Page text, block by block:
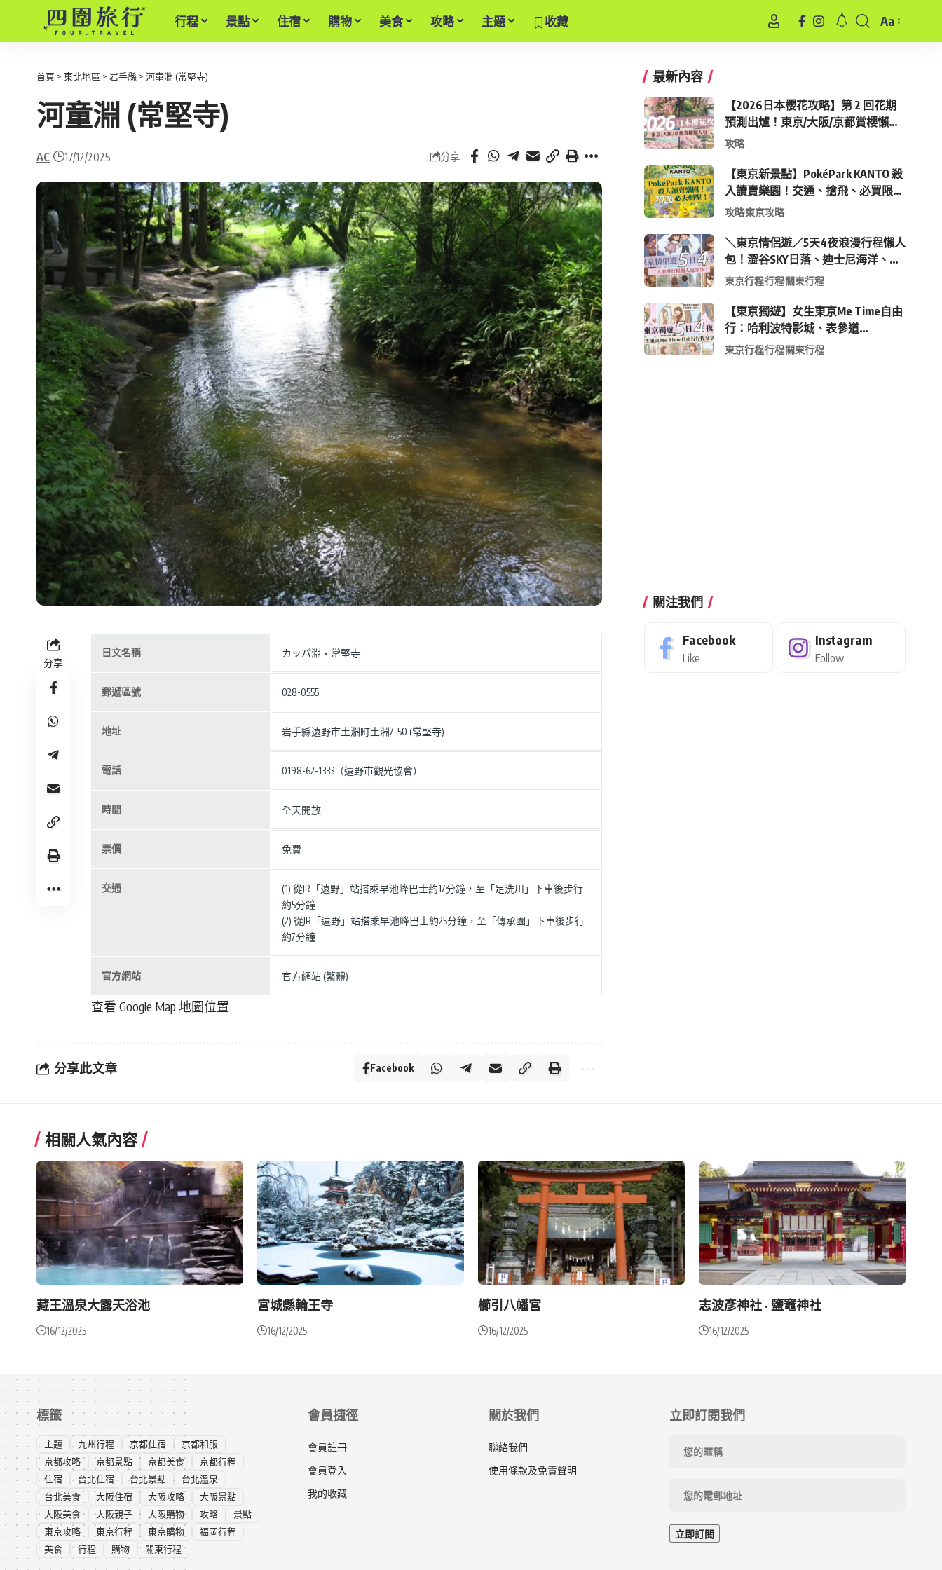
行程 景點 住宿 購物 美食 攻略 主題 收藏
Font
Aa
首頁 > 東北地區 > 岩手縣 > 河童淵 (常堅寺)
河童淵 (常堅寺)
AC 17/12/2025 分享
分享
日文名稱 カッパ淵・常堅寺
郵遞區號 028-0555
地址 岩手縣遠野市土淵町土淵7-50 (常堅寺)
電話 0198-62-1333（遠野市觀光協會）
時間 全天開放
票價 免費
交通
(1) 從JR「遠野」站搭乘早池峰巴士約17分鐘，至「足洗川」下車後步行
約5分鐘
(2) 從JR「遠野」站搭乘早池峰巴士約25分鐘，至「傳承園」下車後步行
約7分鐘
官方網站 官方網站 (繁體)
查看 Google Map 地圖位置
分享此文章 Facebook
最新內容
【2026日本櫻花攻略】第 2 回花期
預測出爐！東京/大阪/京都賞櫻懶人
包 (附最新時間表)
攻略
【東京新景點】PokéPark KANTO 殺
入讀賣樂園！交通、搶飛、必買限定
周邊全攻略
攻略東京攻略
＼東京情侶遊／5天4夜浪漫行程懶人
包！澀谷SKY日落、迪士尼海洋、中
目黑高質感咖啡廳全收錄
東京行程行程關東行程
【東京獨遊】女生東京Me Time自由
行：哈利波特影城、表參道
Shopping 與下北澤尋寶5日4夜慢活
東京行程行程關東行程
關注我們
Facebook
Like
Instagram
Follow
相關人氣內容
藏王溫泉大露天浴池
16/12/2025
宮城縣輪王寺
16/12/2025
櫛引八幡宮
16/12/2025
志波彥神社 · 鹽竈神社
16/12/2025
標籤
主題 九州行程 京都住宿
京都和服
京都攻略
京都景點 京都美食
京都行程
住宿
台北住宿 台北景點
台北溫泉
台北美食
大阪住宿 大阪攻略
大阪景點
大阪美食
大阪親子 大阪購物 攻略
景點
東京攻略
東京行程 東京購物
福岡行程
美食
行程 購物 關東行程
會員捷徑
會員註冊
會員登入
我的收藏
關於我們
聯絡我們
使用條款及免責聲明
立即訂閱我們